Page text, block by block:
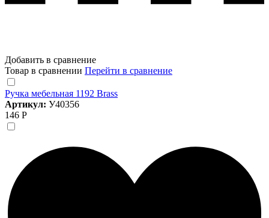
Добавить в сравнение
Товар в сравнении Перейти в сравнение
Ручка мебельная 1192 Brass
Артикул: У40356
146 Р